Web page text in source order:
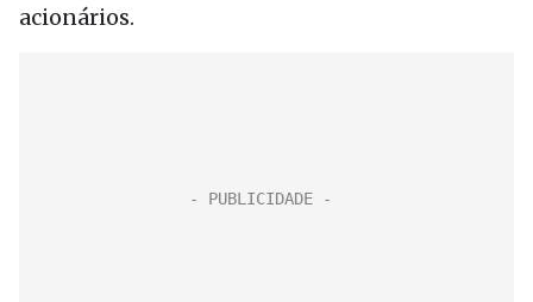
acionários.